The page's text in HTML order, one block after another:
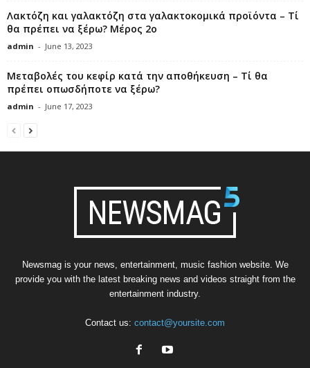
Λακτόζη και γαλακτόζη στα γαλακτοκομικά προϊόντα – Τί
θα πρέπει να ξέρω? Μέρος 2ο
admin - June 13, 2023
Μεταβολές του κεφίρ κατά την αποθήκευση – Τί θα
πρέπει οπωσδήποτε να ξέρω?
admin - June 17, 2023
Newsmag is your news, entertainment, music fashion website. We
provide you with the latest breaking news and videos straight from the
entertainment industry.
Contact us: contact@yoursite.com